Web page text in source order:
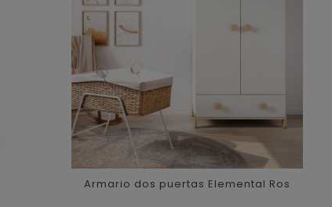
Armario dos puertas Elemental Ros